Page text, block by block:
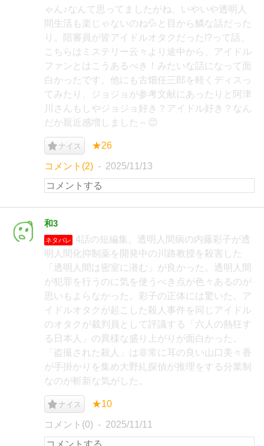
ゃん♪なんて思ってましたがね、いやいや透明人
間生活も楽じゃないのね💦と目から鱗な話だった
り。陪審員が皆アイドルオタクだった!?って話。
こちらはミステリー云々より途中から、アイドル
ファンとはこうあるべき！みたいな話になって面
白かったです。他にも古畑任三郎を軽くディスっ
てみたり、ジョジョが参考文献にあったりと阿津
川さんもしやジョジョ好き？アイドル好き？なん
だか親近感増しました～😊
ナイス ★26
コメント(2) 2025/11/13
和3
ネタバレ
4話の短編集。透明人間病の内藤彩子が透
明人間化抑制薬を開発中の川路教授を殺害した
「透明人間は密室に潜む」が良かった。透明人間
が犯罪を行うのに気を使うべき点が色々あるのが
思いもよらなかった。彩子の正体には驚いた。ア
イドルオタクが起こした殺人事件を同じアイドル
のオタクが裁判員として評議する「六人の熱狂す
る日本人」の異様な盛り上がりが面白かった。
「盗撮された殺人」は非常に耳の良い山口美々香
が手掛かりを集め大野糺探偵が推理をする分業制
なのが斬新な気がした。
ナイス ★10
コメント(0) 2025/11/11